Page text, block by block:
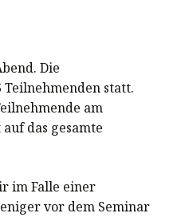
Die
statt.
am
das gesamte
im Falle einer
vor dem Seminar